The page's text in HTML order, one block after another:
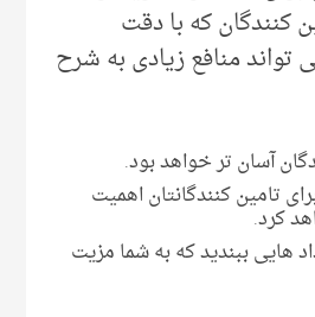
کنندگان که با دقت
تواند منافع زیادی به شرح
آسان تر خواهد بود.
تامین کنندگانتان اهمیت
کرد.
هایی ببندید که به شما مزیت